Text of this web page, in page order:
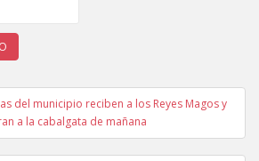
de entradas
del municipio reciben a los Reyes Magos y
a la cabalgata de mañana